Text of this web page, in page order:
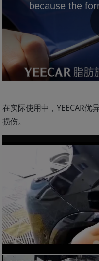
because the
在实际使用中，YEECAR优
损伤。